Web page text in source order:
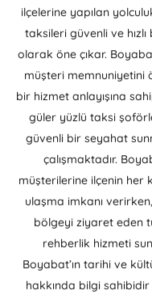
ilçelerine yapılan
taksileri güvenli ve hızlı
olarak öne çıkar.
müşteri memnuniyetini
bir hizmet anlayışına
güler yüzlü taksi
güvenli bir seyahat
çalışmaktadır.
müşterilerine ilçenin her
ulaşma imkanı
bölgeyi ziyaret eden
rehberlik hizmeti
Boyabat’ın tarihi ve
hakkında bilgi